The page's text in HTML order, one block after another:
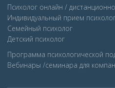
Психолог онлайн / дистанционно
Индивидуальный прием
Семейный психолог
Детcкий психолог
Программа психологической
Вебинары /семинара для